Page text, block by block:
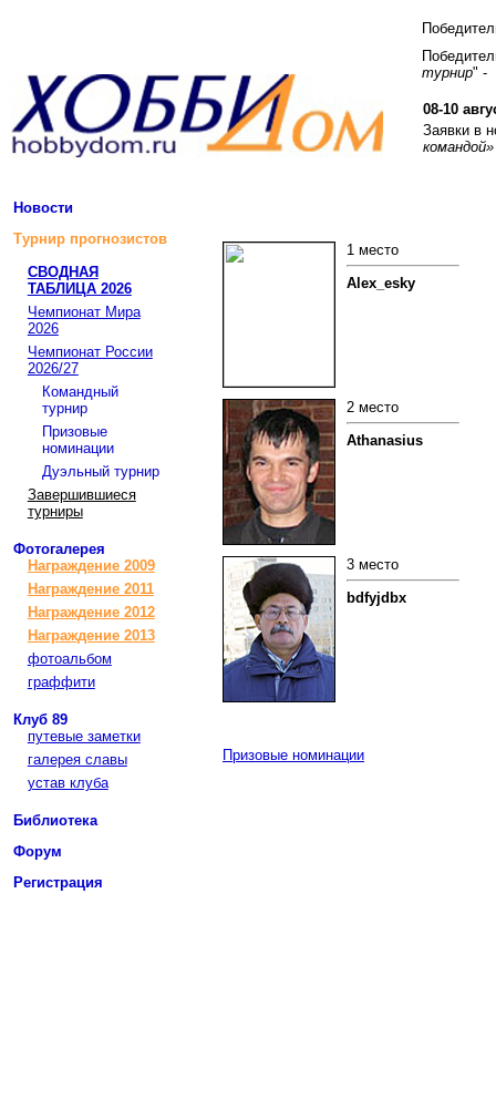
турнир" -
08-10
Заявки в
командой»
Новости
Турнир прогнозистов
СВОДНАЯ
ТАБЛИЦА 2026
Чемпионат Мира
2026
Чемпионат России
2026/27
Командный
турнир
Призовые
номинации
Дуэльный турнир
Завершившиеся
турниры
Фотогалерея
Награждение 2009
Награждение 2011
Награждение 2012
Награждение 2013
фотоальбом
граффити
Клуб 89
путевые заметки
галерея славы
устав клуба
Библиотека
Форум
Регистрация
1 место
Alex_esky
2 место
Athanasius
3 место
bdfyjdbx
Призовые номинации